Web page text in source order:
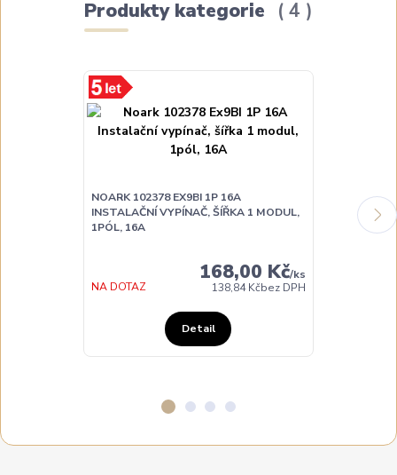
Produkty kategorie 4
NOARK 102378 EX9BI 1P 16A
INSTALAČNÍ VYPÍNAČ, ŠÍŘKA 1 MODUL,
1PÓL, 16A
168,00 Kč/ks
138,84 Kčbez DPH
NA DOTAZ
Detail
NOARK
INSTALAČNÍ
1PÓL, 25A